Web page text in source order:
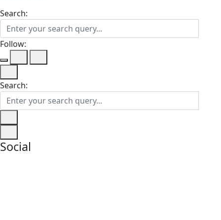
Search:
Follow:
Search:
Social